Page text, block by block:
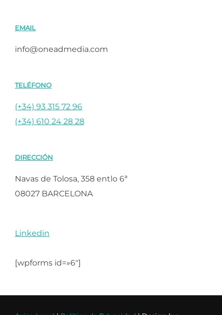
EMAIL
info@oneadmedia.com
TELÉFONO
(+34) 93 315 72 96
(+34) 610 24 28 28
DIRECCIÓN
Navas de Tolosa, 358 entlo 6ª
08027 BARCELONA
Linkedin
[wpforms id=»6″]